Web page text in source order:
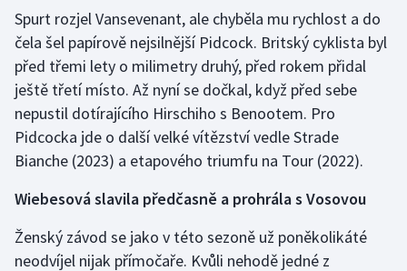
Volejbal
Ostatní
Spurt rozjel Vansevenant, ale chyběla mu rychlost a do
čela šel papírově nejsilnější Pidcock. Britský cyklista byl
před třemi lety o milimetry druhý, před rokem přidal
ještě třetí místo. Až nyní se dočkal, když před sebe
nepustil dotírajícího Hirschiho s Benootem. Pro
Pidcocka jde o další velké vítězství vedle Strade
Bianche (2023) a etapového triumfu na Tour (2022).
Wiebesová slavila předčasně a prohrála s Vosovou
Ženský závod se jako v této sezoně už poněkolikáté
neodvíjel nijak přímočaře. Kvůli nehodě jedné z